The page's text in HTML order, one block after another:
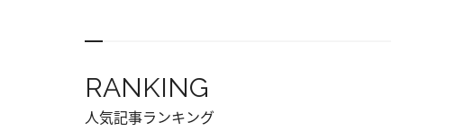
RANKING
人気記事ランキング